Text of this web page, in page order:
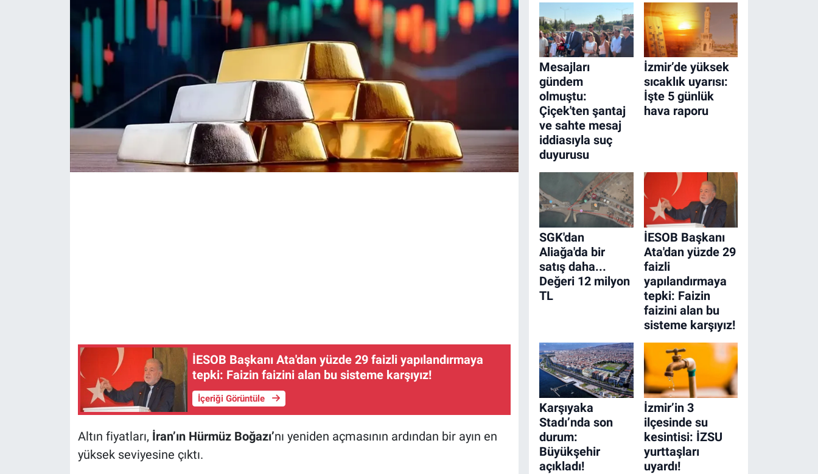
İESOB Başkanı Ata'dan yüzde 29 faizli yapılandırmaya
tepki: Faizin faizini alan bu sisteme karşıyız!
İçeriği Görüntüle
Altın fiyatları, İran’ın Hürmüz Boğazı’nı yeniden açmasının ardından bir ayın en
yüksek seviyesine çıktı.
Mesajları
gündem
olmuştu:
Çiçek'ten şantaj
ve sahte mesaj
iddiasıyla suç
duyurusu
İzmir’de yüksek
sıcaklık uyarısı:
İşte 5 günlük
hava raporu
SGK'dan
Aliağa'da bir
satış daha...
Değeri 12 milyon
TL
İESOB Başkanı
Ata'dan yüzde 29
faizli
yapılandırmaya
tepki: Faizin
faizini alan bu
sisteme karşıyız!
Karşıyaka
Stadı’nda son
durum:
Büyükşehir
açıkladı!
İzmir’in 3
ilçesinde su
kesintisi: İZSU
yurttaşları
uyardı!